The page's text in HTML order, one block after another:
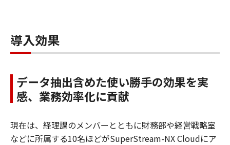
導入効果
データ抽出含めた使い勝手の効果を実
感、業務効率化に貢献
現在は、経理課のメンバーとともに財務部や経営戦略室
などに所属する10名ほどがSuperStream-NX Cloudにア